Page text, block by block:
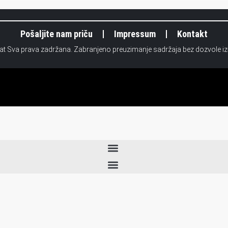
Pošaljite nam priču Impressum Kontakt
Sva prava zadržana. Zabranjeno preuzimanje sadržaja bez dozvole